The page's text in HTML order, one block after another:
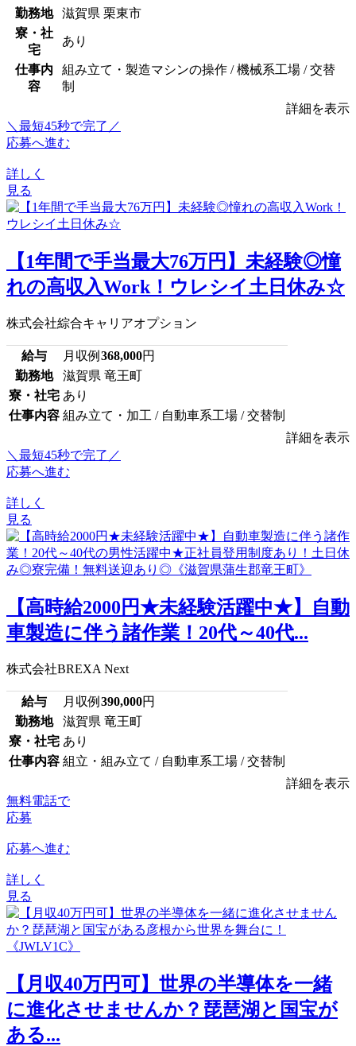
勤務地
滋賀県 栗東市
寮・社
宅
あり
仕事内
容
組み立て・製造マシンの操作 / 機械系工場 / 交替
制
詳細を表示
＼最短45秒で完了／
応募へ進む
詳しく
見る
【1年間で手当最大76万円】未経験◎憧
れの高収入Work！ウレシイ土日休み☆
株式会社綜合キャリアオプション
給与 月収例 368,000円
勤務地
滋賀県 竜王町
寮・社宅 あり
仕事内容 組み立て・加工 / 自動車系工場 / 交替制
詳細を表示
＼最短45秒で完了／
応募へ進む
詳しく
見る
【高時給2000円★未経験活躍中★】自動
車製造に伴う諸作業！20代～40代...
株式会社BREXA Next
給与 月収例 390,000円
勤務地
滋賀県 竜王町
寮・社宅 あり
仕事内容 組立・組み立て / 自動車系工場 / 交替制
詳細を表示
無料電話で
応募
応募へ進む
詳しく
見る
【月収40万円可】世界の半導体を一緒
に進化させませんか？琵琶湖と国宝が
ある...